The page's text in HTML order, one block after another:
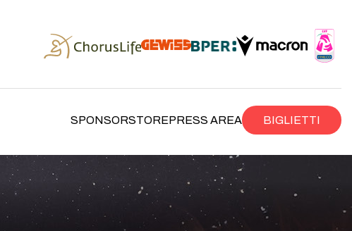
SPONSORSTOREPRESS AREA BIGLIETTI